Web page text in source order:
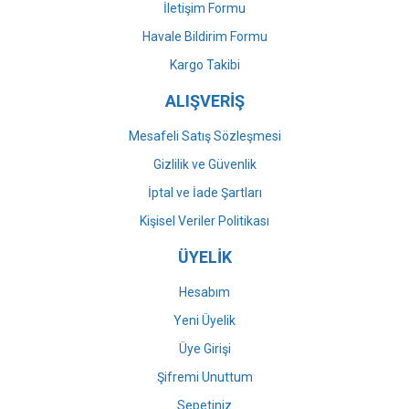
Gönder
İletişim Formu
Havale Bildirim Formu
Kargo Takibi
ALIŞVERİŞ
Mesafeli Satış Sözleşmesi
Gizlilik ve Güvenlik
İptal ve İade Şartları
Kişisel Veriler Politikası
ÜYELİK
Hesabım
Yeni Üyelik
Üye Girişi
Şifremi Unuttum
Sepetiniz